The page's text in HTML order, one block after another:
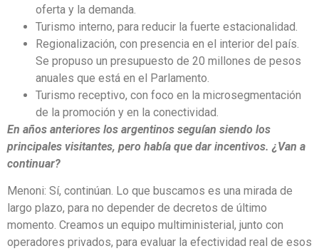
oferta y la demanda.
Turismo interno, para reducir la fuerte estacionalidad.
Regionalización, con presencia en el interior del país.
Se propuso un presupuesto de 20 millones de pesos
anuales que está en el Parlamento.
Turismo receptivo, con foco en la microsegmentación
de la promoción y en la conectividad.
En años anteriores los argentinos seguían siendo los
principales visitantes, pero había que dar incentivos. ¿Van a
continuar?
Menoni: Sí, continúan. Lo que buscamos es una mirada de
largo plazo, para no depender de decretos de último
momento. Creamos un equipo multiministerial, junto con
operadores privados, para evaluar la efectividad real de esos